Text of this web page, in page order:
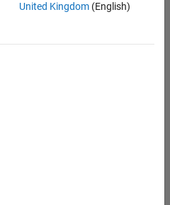
United Kingdom(English)